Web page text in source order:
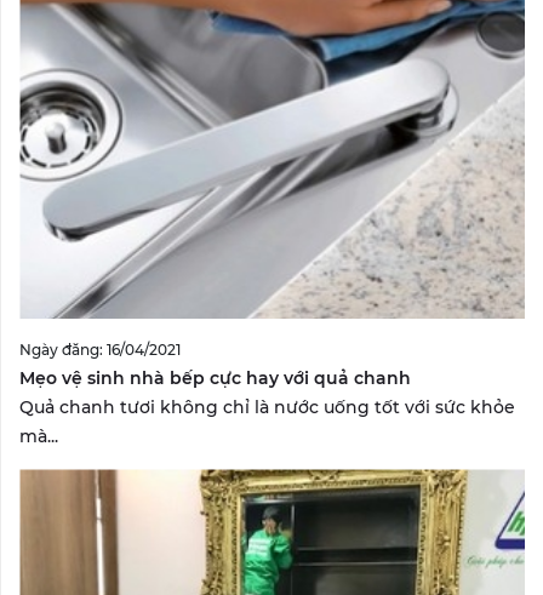
Ngày đăng: 16/04/2021
Mẹo vệ sinh nhà bếp cực hay với quả chanh
Quả chanh tươi không chỉ là nước uống tốt với sức khỏe
mà...